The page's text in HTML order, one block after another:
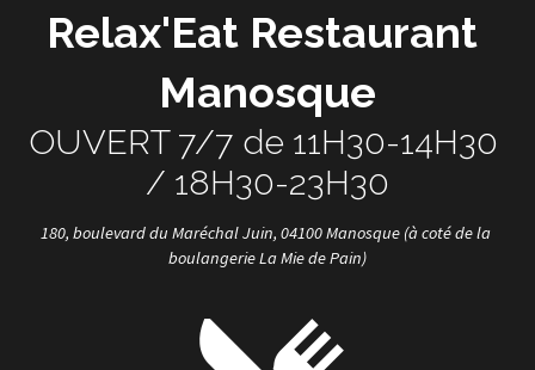
Relax'Eat Restaurant
Manosque
OUVERT 7/7 de 11H30-14H30
/ 18H30-23H30
180, boulevard du Maréchal Juin, 04100 Manosque (à coté de la
boulangerie La Mie de Pain)